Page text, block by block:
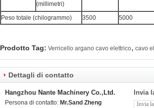
(millimetri)
Peso totale (chilogrammo) 3500 5000
Prodotto Tag: Verricello argano cavo elettrico, cavo
Dettagli di contatto
Hangzhou Nante Machinery Co.,Ltd.
Persona di contatto: Mr.Sand Zheng
Invia